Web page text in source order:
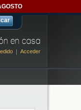
en casa
Acceder